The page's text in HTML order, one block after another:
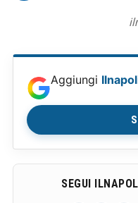
Aggiungi
SEGUI